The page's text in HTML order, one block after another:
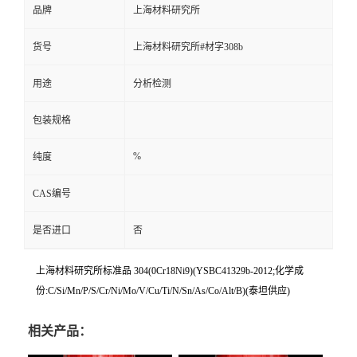
品牌 上海材料研究所
货号 上海材料研究所#材字308b
用途 分析检测
包装规格
纯度 %
CAS编号
是否进口 否
上海材料研究所标准品 304(0Cr18Ni9)(YSBC41329b-2012;化学成
份:C/Si/Mn/P/S/Cr/Ni/Mo/V/Cu/Ti/N/Sn/As/Co/Alt/B)(泰坦供应)
相关产品：